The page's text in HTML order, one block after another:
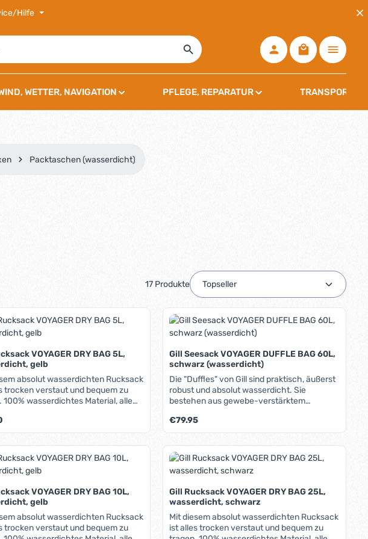
Hilfe
Warenkorb
WETTER, NAVIGATION PFLEGE, REPARATUR TRANSPORT,
Packtaschen (wasserdicht)
17 Produkte
Wert ein oder benutze die Schaltflächen um die
VOYAGER DRY BAG 5L,
gelb
absolut wasserdichten Rucksack
trocken verstaut und bequem zu
mit Click-System,
Schultergurt, halb-
netz-verstärkter Einsatz,
das Finden von Inhaltsteilen,
Boden, dadurch auf engem Raum
Preis:
Anzahl: Gib den gewünschten Wert ein oder
Gill Seesack VOYAGER DUFFLE BAG 60L,
schwarz (wasserdicht)
Die "Duffles" von Gill sind praktisch, äußerst
robust und absolut wasserdicht. Sie
bestehen aus gewebe-verstärktem
verschweißt sind. Alle Gurtbänder sind
vernäht und zusätzlich ebenfalls
verschweißt. Der lange Klett-Rollverschluss
lässt sich mit einem mittleren und zwei
seitlichen Gurtbändern fixieren. Er öffnet
weit, sodass man ohne große "Wühlerei"
Zugang zum Inhalt hat. Ein gepolsterter
Schultergurt, zwei mittlere Tragegurte und
Handling einfach. Durch die sechs äußeren
D-Ringe lässt sich die Tasche einfach an
Regulärer Preis:
€79.95
Produkt Anzahl: Gib den
VOYAGER DRY BAG 10L,
gelb
absolut wasserdichten Rucksack
trocken verstaut und bequem zu
Gill Rucksack VOYAGER DRY BAG 25L,
wasserdicht, schwarz
Mit diesem absolut wasserdichten Rucksack
ist alles trocken verstaut und bequem zu